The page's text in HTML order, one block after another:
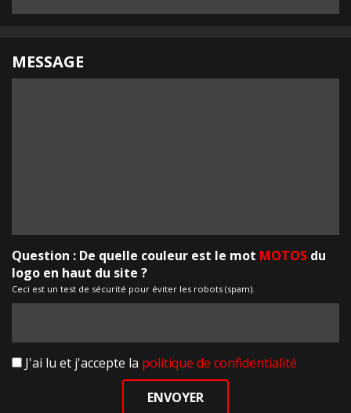
MESSAGE
Question : De quelle couleur est le mot MOTOS du
logo en haut du site ?
Ceci est un test de sécurité pour éviter les robots (spam).
J'ai lu et j'accepte la politique de confidentialité
ENVOYER